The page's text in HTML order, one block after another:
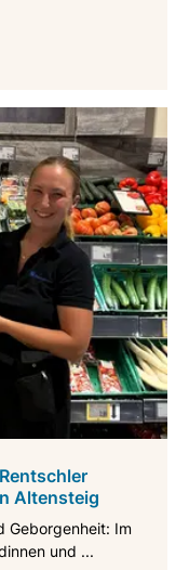
Altensteig
Geborgenheit: Im
und ...